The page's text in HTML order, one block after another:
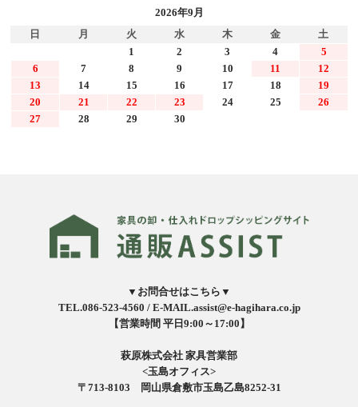
2026年9月
日
月 火 水 木 金
土
1
2 3 4
5
6
7 8 9 10 11
12
13
14 15 16 17 18
19
20
21 22 23 24 25
26
27
28 29 30
▼お問合せはこちら▼
TEL.086-523-4560 / E-MAIL.assist@e-hagihara.co.jp
【営業時間 平日9:00～17:00】
萩原株式会社 家具営業部
<玉島オフィス>
〒713-8103 岡山県倉敷市玉島乙島8252-31